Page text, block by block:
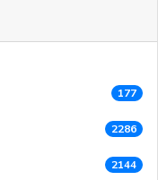
177
2286
2144